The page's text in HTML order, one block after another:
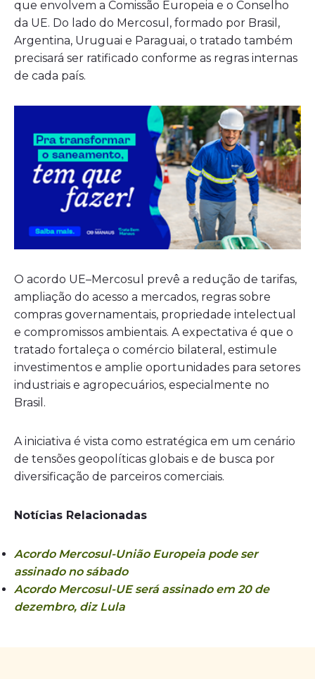
que envolvem a Comissão Europeia e o Conselho
da UE. Do lado do Mercosul, formado por Brasil,
Argentina, Uruguai e Paraguai, o tratado também
precisará ser ratificado conforme as regras internas
de cada país.
O acordo UE–Mercosul prevê a redução de tarifas,
ampliação do acesso a mercados, regras sobre
compras governamentais, propriedade intelectual
e compromissos ambientais. A expectativa é que o
tratado fortaleça o comércio bilateral, estimule
investimentos e amplie oportunidades para setores
industriais e agropecuários, especialmente no
Brasil.
A iniciativa é vista como estratégica em um cenário
de tensões geopolíticas globais e de busca por
diversificação de parceiros comerciais.
Notícias Relacionadas
Acordo Mercosul-União Europeia pode ser
assinado no sábado
Acordo Mercosul-UE será assinado em 20 de
dezembro, diz Lula